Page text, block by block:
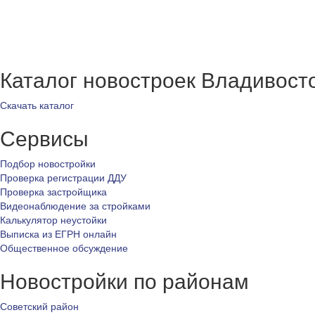
Каталог новостроек
Скачать каталог
Сервисы
Подбор новостройки
Проверка регистрации ДДУ
Проверка застройщика
Видеонаблюдение за стройками
Калькулятор неустойки
Выписка из ЕГРН онлайн
Общественное обсуждение
Новостройки по районам
Советский район